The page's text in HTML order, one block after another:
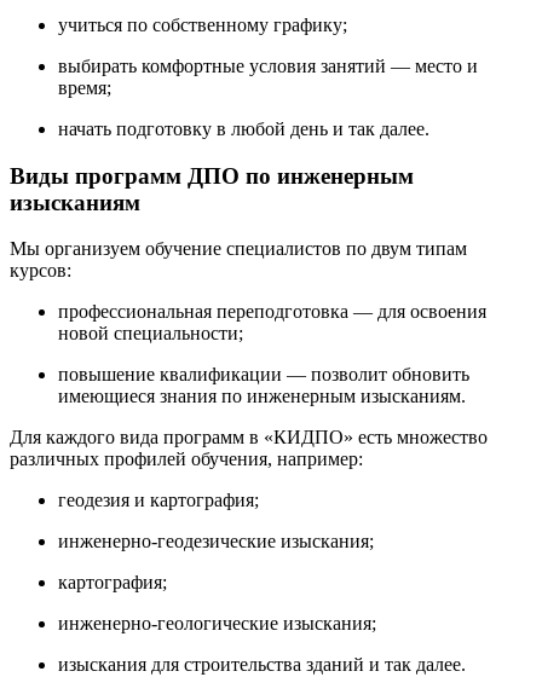
учиться по собственному графику;
выбирать комфортные условия занятий — место и
время;
начать подготовку в любой день и так далее.
Виды программ ДПО по инженерным
изысканиям
Мы организуем обучение специалистов по двум типам
курсов:
профессиональная переподготовка — для освоения
новой специальности;
повышение квалификации — позволит обновить
имеющиеся знания по инженерным изысканиям.
Для каждого вида программ в «КИДПО» есть множество
различных профилей обучения, например:
геодезия и картография;
инженерно-геодезические изыскания;
картография;
инженерно-геологические изыскания;
изыскания для строительства зданий и так далее.